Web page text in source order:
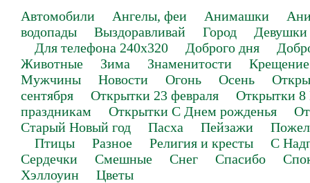
Автомобили Ангелы, феи Анимашки
водопады
Выздоравливай Город
Девушки
Для телефона 240х320
Доброго дня
Животные
Зима Знаменитости
Крещение
Мужчины
Новости Огонь Осень
сентября
Открытки 23 февраля
Открытки 8
праздникам
Открытки С Днем рожденья
Старый Новый год
Пасха Пейзажи
Птицы
Разное Религия и кресты
С
Сердечки
Смешные Снег Спасибо
Хэллоуин
Цветы